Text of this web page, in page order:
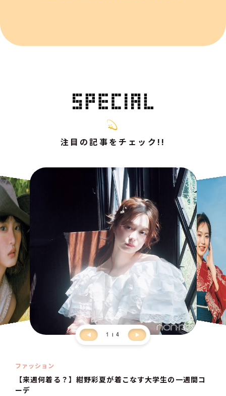
注目の記事をチェック!!
1 4
ファッション
【来週何着る？】紺野彩夏が着こなす大学生の一週間コ
ーデ